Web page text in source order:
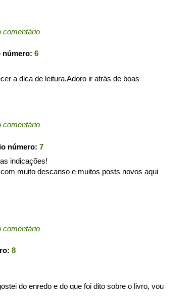
comentário
número: 6
a dica de leitura.Adoro ir atrás de boas
comentário
número: 7
indicações!
muito descanso e muitos posts novos aqui
comentário
8
do enredo e do que foi dito sobre o livro, vou